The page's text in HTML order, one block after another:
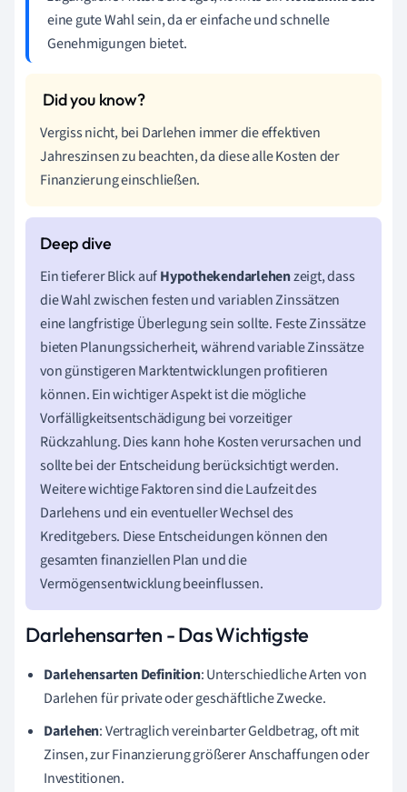
eine gute Wahl sein, da er einfache und schnelle
Genehmigungen bietet.
Vergiss nicht, bei Darlehen immer die effektiven
Jahreszinsen zu beachten, da diese alle Kosten der
Finanzierung einschließen.
Ein tieferer Blick aufHypothekendarlehenzeigt, dass
die Wahl zwischen festen und variablen Zinssätzen
eine langfristige Überlegung sein sollte. Feste Zinssätze
bieten Planungssicherheit, während variable Zinssätze
von günstigeren Marktentwicklungen profitieren
können. Ein wichtiger Aspekt ist die mögliche
Vorfälligkeitsentschädigung bei vorzeitiger
Rückzahlung. Dies kann hohe Kosten verursachen und
sollte bei der Entscheidung berücksichtigt werden.
Weitere wichtige Faktoren sind die Laufzeit des
Darlehens und ein eventueller Wechsel des
Kreditgebers. Diese Entscheidungen können den
gesamten finanziellen Plan und die
Vermögensentwicklung beeinflussen.
Darlehensarten - Das Wichtigste
Darlehensarten Definition: Unterschiedliche Arten von
Darlehen für private oder geschäftliche Zwecke.
Darlehen: Vertraglich vereinbarter Geldbetrag, oft mit
Zinsen, zur Finanzierung größerer Anschaffungen oder
Investitionen.